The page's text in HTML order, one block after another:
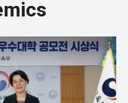
SDG 8 - 지속가능한 경제성장
SDG 10 - 국가 간, 국내 불평등
SDG 11 - 안전하고 복원력 있
SDG 12 - 지속가능한 소비와